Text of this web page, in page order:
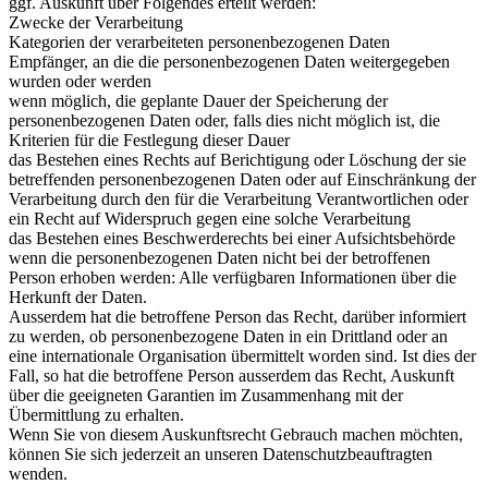
Zwecke der Verarbeitung
Kategorien der verarbeiteten personenbezogenen Daten
Empfänger, an die die personenbezogenen Daten weitergegeben
wurden oder werden
wenn möglich, die geplante Dauer der Speicherung der
personenbezogenen Daten oder, falls dies nicht möglich ist, die
Kriterien für die Festlegung dieser Dauer
das Bestehen eines Rechts auf Berichtigung oder Löschung der sie
betreffenden personenbezogenen Daten oder auf Einschränkung der
Verarbeitung durch den für die Verarbeitung Verantwortlichen oder
ein Recht auf Widerspruch gegen eine solche Verarbeitung
das Bestehen eines Beschwerderechts bei einer Aufsichtsbehörde
wenn die personenbezogenen Daten nicht bei der betroffenen
Person erhoben werden: Alle verfügbaren Informationen über die
Herkunft der Daten.
Ausserdem hat die betroffene Person das Recht, darüber informiert
zu werden, ob personenbezogene Daten in ein Drittland oder an
eine internationale Organisation übermittelt worden sind. Ist dies der
Fall, so hat die betroffene Person ausserdem das Recht, Auskunft
über die geeigneten Garantien im Zusammenhang mit der
Übermittlung zu erhalten.
Wenn Sie von diesem Auskunftsrecht Gebrauch machen möchten,
können Sie sich jederzeit an unseren Datenschutzbeauftragten
wenden.